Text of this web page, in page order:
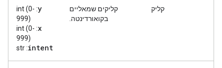
קליק
קליקים שמאליים
בקואורדינטה.
y
: int (0-
999)
x
: int (0-
999)
intent
: str